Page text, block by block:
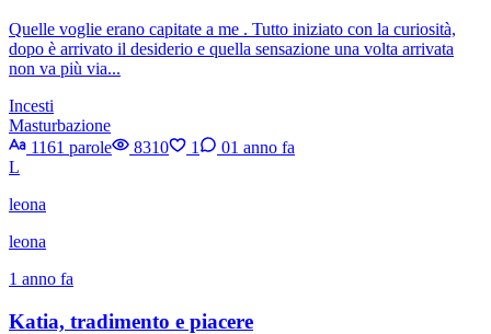
Quelle voglie erano capitate a me . Tutto iniziato con la curiosità,
dopo è arrivato il desiderio e quella sensazione una volta arrivata
non va più via...
Incesti
Masturbazione
1161 parole
8310 1 01 anno fa
L
leona
leona
1 anno fa
Katia, tradimento e piacere